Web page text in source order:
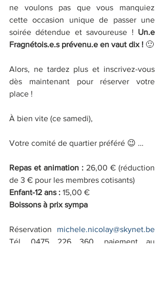
ne voulons pas que vous manquiez
cette occasion unique de passer une
soirée détendue et savoureuse ! Un.e
Fragnétois.e.s prévenu.e en vaut dix ! 🙂
Alors, ne tardez plus et inscrivez-vous
dès maintenant pour réserver votre
place !
À bien vite (ce samedi),
Votre comité de quartier préféré 😉 …
Repas et animation : 26,00 € (réduction
de 3 € pour les membres cotisants)
Enfant-12 ans : 15,00 €
Boissons à prix sympa
Réservation michele.nicolay@skynet.be
Tél. 0475 226 360, paiement au